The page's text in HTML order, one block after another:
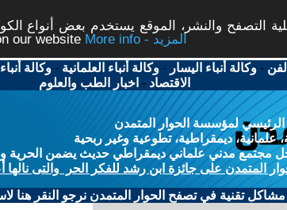
التصفح والنشر، الموقع يستخدم بعض أنواع
our website
More info - المزيد
-وكالة أنباء اليسار -وكالة أنباء العلمانية -وكالة
الاقتصاد - اخبار الطب والعلوم
الرئيسي لمؤسسة الحوار المتمدن
علمانية، ديمقراطية، تطوعية وغير ربحية
مجتمع مدني علماني ديمقراطي حديث يضمن الحرية
المتمدن على جائزة ابن رشد للفكر الحر والتى نالها
مشاكل تقنية في تصفح الحوار المتمدن نرجو النقر هنا